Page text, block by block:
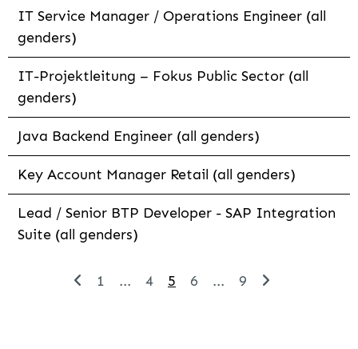
IT Service Manager / Operations Engineer (all
genders)
IT-Projektleitung – Fokus Public Sector (all
genders)
Java Backend Engineer (all genders)
Key Account Manager Retail (all genders)
Lead / Senior BTP Developer - SAP Integration
Suite (all genders)
1 ... 4 5 6 ... 9